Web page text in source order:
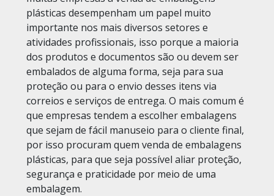
plásticas desempenham um papel muito
importante nos mais diversos setores e
atividades profissionais, isso porque a maioria
dos produtos e documentos são ou devem ser
embalados de alguma forma, seja para sua
proteção ou para o envio desses itens via
correios e serviços de entrega. O mais comum é
que empresas tendem a escolher embalagens
que sejam de fácil manuseio para o cliente final,
por isso procuram quem venda de embalagens
plásticas, para que seja possível aliar proteção,
segurança e praticidade por meio de uma
embalagem.